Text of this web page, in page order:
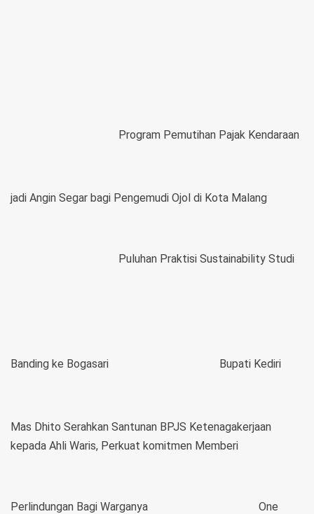
Program Pemutihan Pajak Kendaraan
jadi Angin Segar bagi Pengemudi Ojol di Kota Malang
Puluhan Praktisi Sustainability Studi
Banding ke Bogasari Bupati Kediri
Mas Dhito Serahkan Santunan BPJS Ketenagakerjaan
kepada Ahli Waris, Perkuat komitmen Memberi
Perlindungan Bagi Warganya One